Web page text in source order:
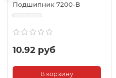
Подшипник 7200-B
10.92 руб
В корзину